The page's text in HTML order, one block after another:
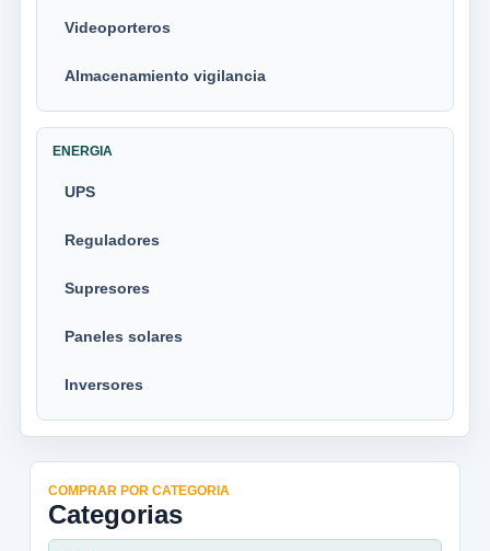
Videoporteros
Almacenamiento vigilancia
ENERGIA
UPS
Reguladores
Supresores
Paneles solares
Inversores
COMPRAR POR CATEGORIA
Categorias